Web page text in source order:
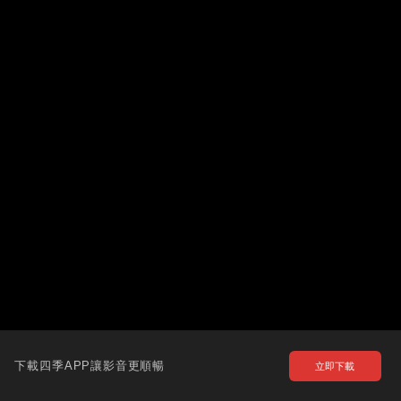
下載四季APP讓影音更順暢 立即下載